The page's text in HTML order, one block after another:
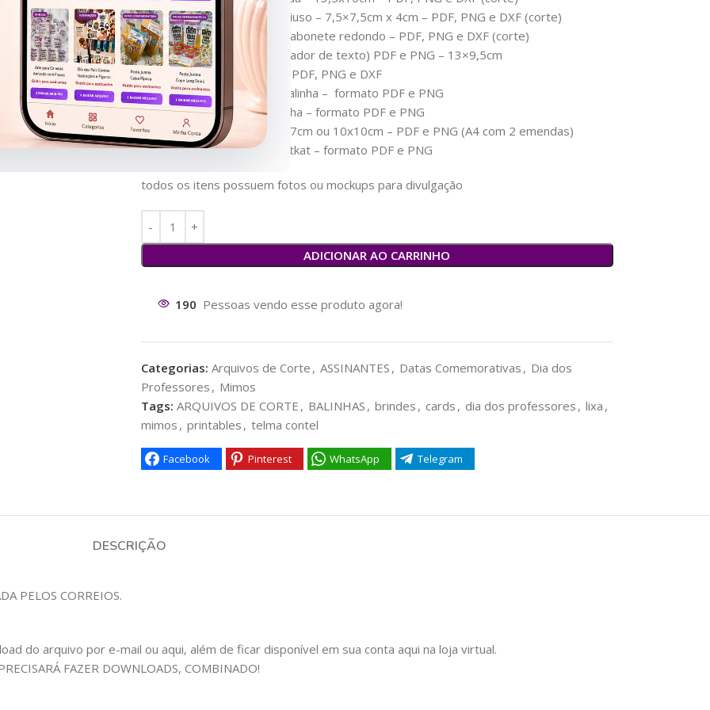
– 4 artes para caixinha multiuso – 7,5×7,5cm x 4cm – PDF, PNG e DXF (corte)
– 4 artes para caixinha de sabonete redondo – PDF, PNG e DXF (corte)
– 5 artes para cartão (marcador de texto) PDF e PNG – 13×9,5cm
– 8 artes para tag 6x4cm – PDF, PNG e DXF
– 24 artes para rótulo de balinha – formato PDF e PNG
– 4 artes de card para balinha – formato PDF e PNG
– 6 artes para tubolata 10x7cm ou 10x10cm – PDF e PNG (A4 com 2 emendas)
– 24 artes para rótulo de kitkat – formato PDF e PNG
todos os itens possuem fotos ou mockups para divulgação
ADICIONAR AO CARRINHO
190 Pessoas vendo esse produto agora!
Categorias: Arquivos de Corte , ASSINANTES , Datas Comemorativas , Dia dos
Professores , Mimos
Tags: ARQUIVOS DE CORTE , BALINHAS , brindes , cards , dia dos professores , lixa ,
mimos , printables , telma contel
Facebook Pinterest WhatsApp Telegram
DESCRIÇÃO
PELOS CORREIOS.
do arquivo por e-mail ou aqui, além de ficar disponível em sua conta aqui na loja virtual.
FAZER DOWNLOADS, COMBINADO!